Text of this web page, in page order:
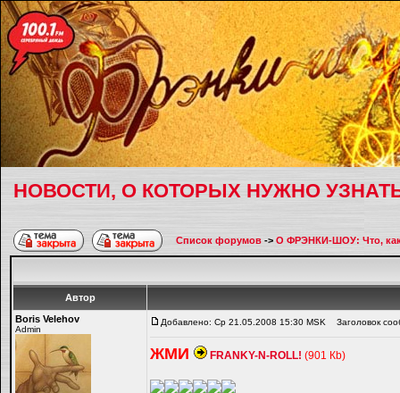
НОВОСТИ, О КОТОРЫХ НУЖНО
Список форумов -> О ФРЭНКИ-ШОУ: Что,
Автор
Boris Velehov
Admin
Добавлено: Ср 21.05.2008 15:30 MSK Заголовок
ЖМИ FRANKY-N-ROLL! (901 Кb)